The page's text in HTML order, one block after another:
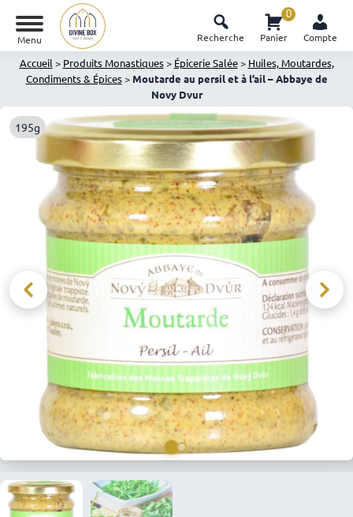
Menu Recherche Panier
0
Compte
Accueil > Produits Monastiques> Épicerie Salée> Huiles, Moutardes,
Condiments & Épices>Moutarde au persil et à l’ail – Abbaye de
Novy Dvur
195g